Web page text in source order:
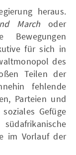
heraus.
March oder
für sich in
des
Teilen der
fehlende
Parteien und
Gefüge
im Vorlauf der